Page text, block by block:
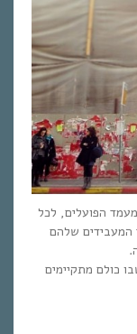
הפועלים, לכל
המעבידים שלהם
כולם מתקיימים